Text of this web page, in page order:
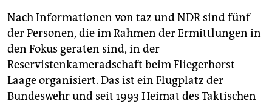
Nach Informationen von taz und NDR sind fünf
der Personen, die im Rahmen der Ermittlungen in
den Fokus geraten sind, in der
Reservistenkameradschaft beim Fliegerhorst
Laage organisiert. Das ist ein Flugplatz der
Bundeswehr und seit 1993 Heimat des Taktischen